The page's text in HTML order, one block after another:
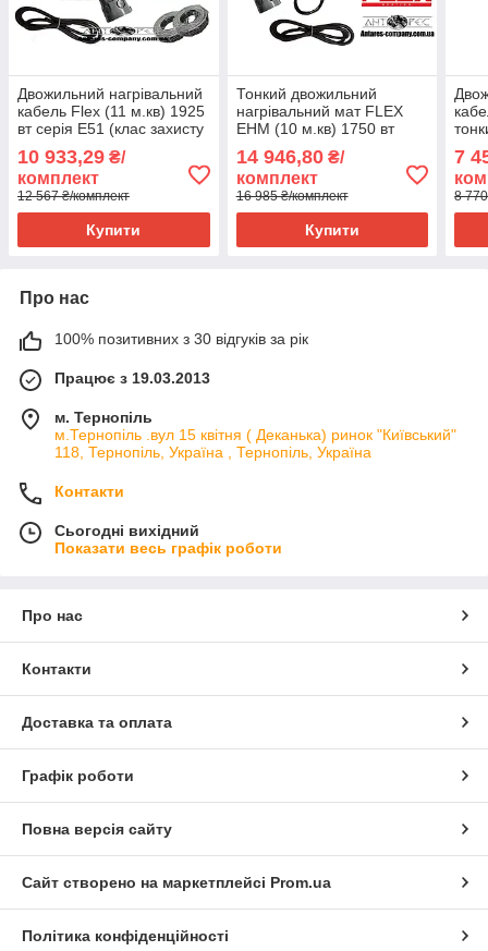
Двожильний нагрівальний
кабель Flex (11 м.кв) 1925
вт серія E51 (клас захисту
IPX7)
10 933,29 ₴/
комплект
12 567 ₴/комплект
Купити
Тонкий двожильний
нагрівальний мат FLEX
EHM (10 м.кв) 1750 вт
серія Terneo S
14 946,80₴/
комплект
16 985 ₴/комплект
Купити
)
7
8
Про нас
100% позитивних з 30 відгуків за рік
Працює з 19.03.2013
м. Тернопіль
м.Тернопіль .вул 15 квітня ( Деканька) ринок "Київський"
118, Тернопіль, Україна , Тернопіль, Україна
Контакти
Сьогодні вихідний
Показати весь графік роботи
Про нас
Контакти
Доставка та оплата
Графік роботи
Повна версія сайту
Сайт створено на маркетплейсі Prom.ua
Політика конфіденційності